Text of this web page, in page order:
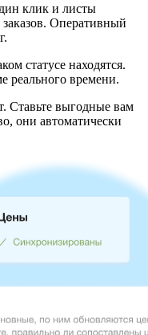
клик и листы
Оперативный
статусе находятся.
реального времени.
Ставьте выгодные вам
они автоматически